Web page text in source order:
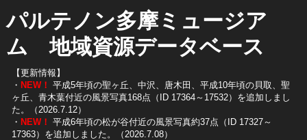
パルテノン多摩ミュージア
ム 地域資源データベース
【更新情報】
・ NEW！ 平成5年頃の聖ヶ丘、中沢、唐木田、平成10年頃の貝取、聖
ヶ丘、青木葉付近の風景写真168点（ID 17364～17532）を追加しまし
た。（2026.7.12）
・ NEW！ 平成6年頃の松が谷付近の風景写真約37点（ID 17327～
17363）を追加しました。（2026.7.08）